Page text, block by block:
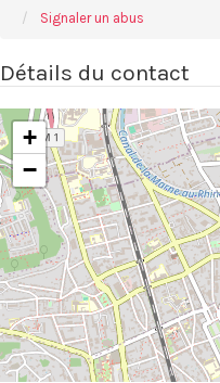
Signaler un abus
Détails du contact
+
−